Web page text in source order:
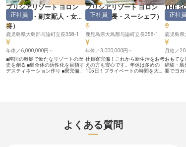
るチャンスです！体育会系の厳しい
雰囲気は一切なく、温和で優しいス
タッフばかり。リラックスした環境
で、新メニューの企画にも携わるこ
とができます。サービス改革の真っ
只中だからこそ、あなたのアイデア
や技術が光る瞬間がきっとありま
す！ 指宿ロイヤルホテルで、料理
人としての新たな一歩を踏み出しま
せんか？ ※2025年08月18日時点の
情報です
まで多彩な調理現場で経験を積める
のが魅力です。シフト制を採用して
いるので、プライベートの時間も大
切にできます。市電武之橋駅から徒
歩1分という好立地で通勤もラクラ
ク！鹿児島中央ターミナルからはシ
ャトルバスも運行しているので、遠
方からの通勤も安心です。調理技術
はもちろん、食材管理や原価管理な
ど、料理人として総合的なスキルア
ップが可能。先輩スタッフが丁寧に
指導してくれるので、未経験からで
とで、厨
やメニュ
理業務
むこと
優遇し、
ーマンス
戦できる
プを目
15時間
も充実。
厚生で、
サポート
プリシアリゾート ヨロン
（支配人・副支配人・女
将）
正社員
鹿児島県大島郡与論町立長358-1
年俸／6,000,000円～
■南国の離島で新たなリゾートの歴
史を創る ■島全体の活性化を目指す
デスティネーション作り ■寮完備で
していく新しいスタイルのデスティ
ネーションホテルを目指していま
プリシアリゾート ヨロン
（副料理長・スーシェフ ）
正社員
鹿児島県大島郡与論町立長358-1
年俸／3,000,000円～
社員寮完備！これから新生活をお考
えの方も安心です。年休は多めの
105日！プライベートの時間を大切
ての勤務経験がある方のご応募をお
待ちしております。※この求人は
2023年12月18日時点の情報です
THE
テ・
正社員
鹿児島
月給／
おもてな
経験・島
要でヨガ
よくある質問